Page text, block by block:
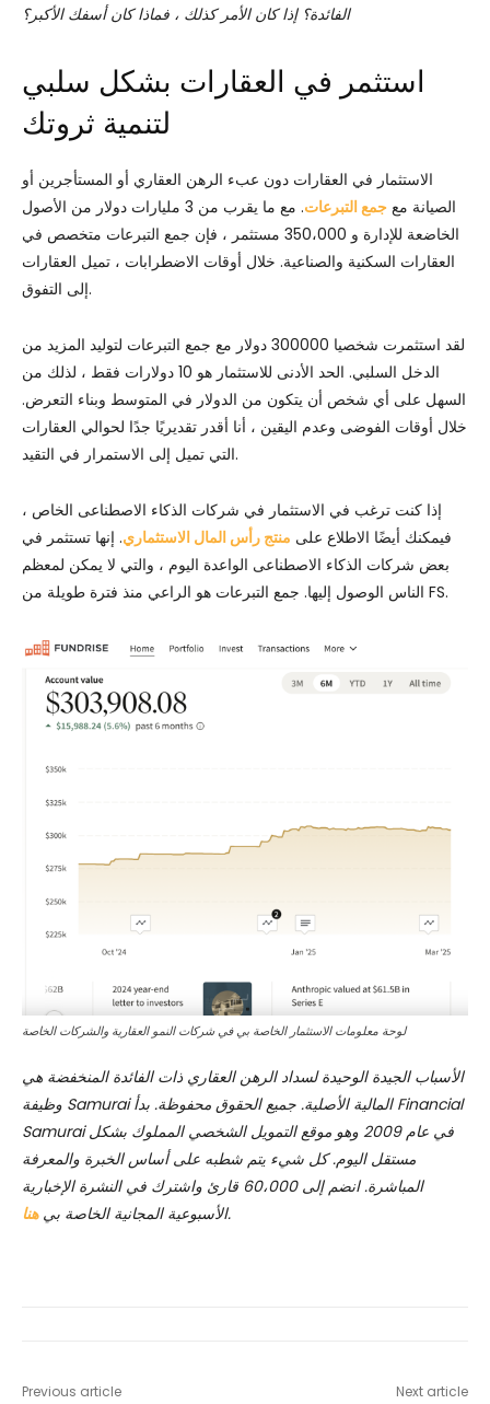
الفائدة؟ إذا كان الأمر كذلك ، فماذا كان أسفك الأكبر؟
استثمر في العقارات بشكل سلبي
لتنمية ثروتك
الاستثمار في العقارات دون عبء الرهن العقاري أو المستأجرين أو
الصيانة مع جمع التبرعات
. مع ما يقرب من 3 مليارات دولار من الأصول
الخاضعة للإدارة و 350،000 مستثمر ، فإن جمع التبرعات متخصص في
العقارات السكنية والصناعية. خلال أوقات الاضطرابات ، تميل العقارات
إلى التفوق.
لقد استثمرت شخصيا 300000 دولار مع جمع التبرعات لتوليد المزيد من
الدخل السلبي. الحد الأدنى للاستثمار هو 10 دولارات فقط ، لذلك من
السهل على أي شخص أن يتكون من الدولار في المتوسط ​​وبناء التعرض.
خلال أوقات الفوضى وعدم اليقين ، أنا أقدر تقديريًا جدًا لحوالي العقارات
التي تميل إلى الاستمرار في التقيد.
إذا كنت ترغب في الاستثمار في شركات الذكاء الاصطناعى الخاص ،
فيمكنك أيضًا الاطلاع على منتج رأس المال الاستثماري. إنها تستثمر في
بعض شركات الذكاء الاصطناعى الواعدة اليوم ، والتي لا يمكن لمعظم
الناس الوصول إليها. جمع التبرعات هو الراعي منذ فترة طويلة من FS.
لوحة معلومات الاستثمار الخاصة بي في شركات النمو العقارية والشركات الخاصة
الأسباب الجيدة الوحيدة لسداد الرهن العقاري ذات الفائدة المنخفضة هي
وظيفة Samurai المالية الأصلية. جميع الحقوق محفوظة. بدأ Financial
Samurai في عام 2009 وهو موقع التمويل الشخصي المملوك بشكل
مستقل اليوم. كل شيء يتم شطبه على أساس الخبرة والمعرفة
المباشرة. انضم إلى 60،000 قارئ واشترك في النشرة الإخبارية
الأسبوعية المجانية الخاصة بيهنا .
Previous article Next article